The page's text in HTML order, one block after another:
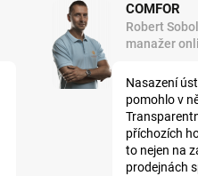
COMFOR
Robert
manažer
Nasazení
pomohlo v
příchozích
to nejen na
prodejnách